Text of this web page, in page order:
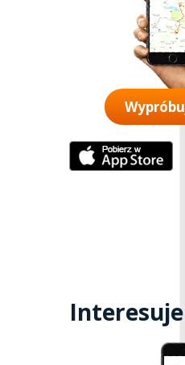
Interesuje